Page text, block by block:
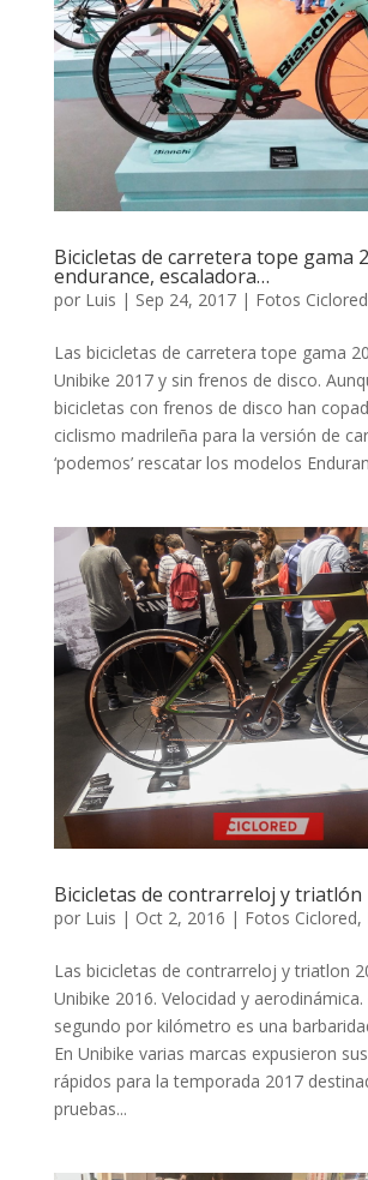
Bicicletas de carretera tope gama
endurance, escaladora…
por Luis | Sep 24, 2017| Fotos Ciclored
Las bicicletas de carretera tope gama
Unibike 2017 y sin frenos de disco.
bicicletas con frenos de disco han
ciclismo madrileña para la versión de
‘podemos’ rescatar los modelos
Bicicletas de contrarreloj y triatlón
por Luis | Oct 2, 2016 | Fotos Ciclored,
Las bicicletas de contrarreloj y triatlon
Unibike 2016. Velocidad y
segundo por kilómetro es una
En Unibike varias marcas expusieron
rápidos para la temporada 2017
pruebas...